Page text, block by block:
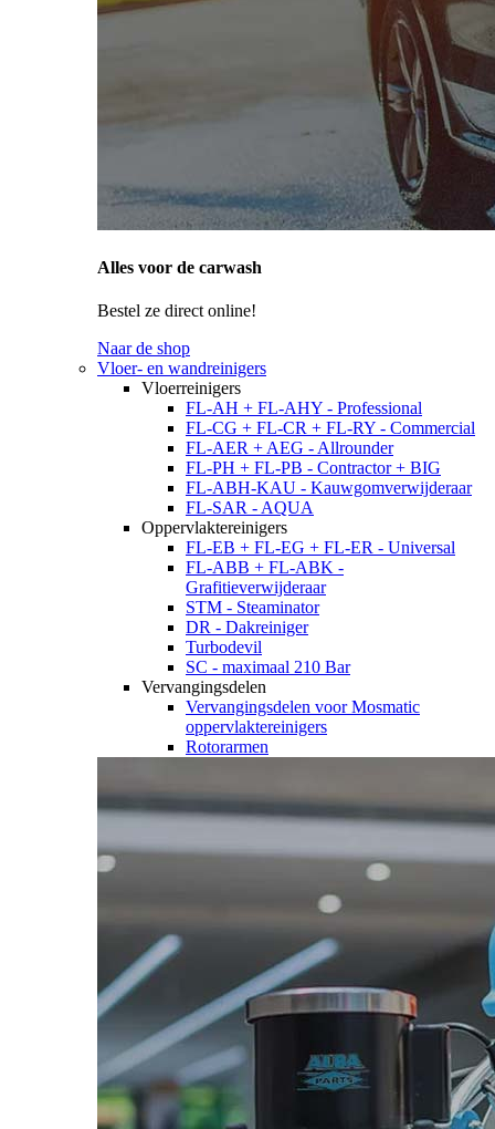
Alles voor de carwash
Bestel ze direct online!
Naar de shop
Vloer- en wandreinigers
Vloerreinigers
FL-AH + FL-AHY - Professional
FL-CG + FL-CR + FL-RY - Commercial
FL-AER + AEG - Allrounder
FL-PH + FL-PB - Contractor + BIG
FL-ABH-KAU - Kauwgomverwijderaar
FL-SAR - AQUA
Oppervlaktereinigers
FL-EB + FL-EG + FL-ER - Universal
FL-ABB + FL-ABK -
Grafitieverwijderaar
STM - Steaminator
DR - Dakreiniger
Turbodevil
SC - maximaal 210 Bar
Vervangingsdelen
Vervangingsdelen voor Mosmatic
oppervlaktereinigers
Rotorarmen